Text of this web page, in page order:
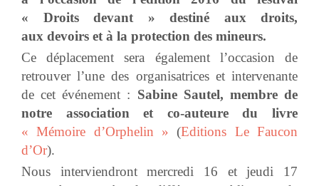
« Droits devant » destiné aux droits,
aux devoirs et à la protection des mineurs.
Ce déplacement sera également l’occasion de
retrouver l’une des organisatrices et intervenante
de cet événement : Sabine Sautel, membre de
notre association et co-auteure du livre
« Mémoire d’Orphelin » (Editions Le Faucon
d’Or).
Nous interviendront mercredi 16 et jeudi 17